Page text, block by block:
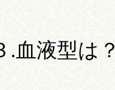
.血液型は？